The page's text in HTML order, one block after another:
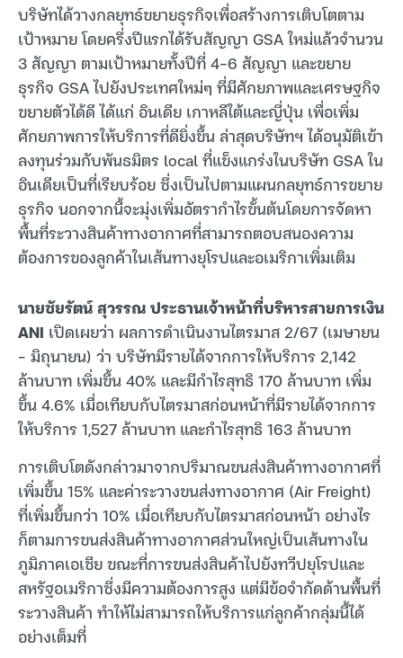
บริษัทได้วางกลยุทธ์ขยายธุรกิจเพื่อสร้างการเติบโตตาม
เป้าหมาย โดยครึ่งปีแรกได้รับสัญญา GSA ใหม่แล้วจำนวน
3 สัญญา ตามเป้าหมายทั้งปีที่ 4-6 สัญญา และขยาย
ธุรกิจ GSA ไปยังประเทศใหม่ๆ ที่มีศักยภาพและเศรษฐกิจ
ขยายตัวได้ดี ได้แก่ อินเดีย เกาหลีใต้และญี่ปุ่น เพื่อเพิ่ม
ศักยภาพการให้บริการที่ดียิ่งขึ้น ล่าสุดบริษัทฯ ได้อนุมัติเข้า
ลงทุนร่วมกับพันธมิตร local ที่แข็งแกร่งในบริษัท GSA ใน
อินเดียเป็นที่เรียบร้อย ซึ่งเป็นไปตามแผนกลยุทธ์การขยาย
ธุรกิจ นอกจากนี้จะมุ่งเพิ่มอัตรากำไรขั้นต้นโดยการจัดหา
พื้นที่ระวางสินค้าทางอากาศที่สามารถตอบสนองความ
ต้องการของลูกค้าในเส้นทางยุโรปและอเมริกาเพิ่มเติม
นายชัยรัตน์ สุวรรณ ประธานเจ้าหน้าที่บริหารสายการเงิน
ANI เปิดเผยว่า ผลการดำเนินงานไตรมาส 2/67 (เมษายน
– มิถุนายน) ว่า บริษัทมีรายได้จากการให้บริการ 2,142
ล้านบาท เพิ่มขึ้น 40% และมีกำไรสุทธิ 170 ล้านบาท เพิ่ม
ขึ้น 4.6% เมื่อเทียบกับไตรมาสก่อนหน้าที่มีรายได้จากการ
ให้บริการ 1,527 ล้านบาท และกำไรสุทธิ 163 ล้านบาท
การเติบโตดังกล่าวมาจากปริมาณขนส่งสินค้าทางอากาศที่
เพิ่มขึ้น 15% และค่าระวางขนส่งทางอากาศ (Air Freight)
ที่เพิ่มขึ้นกว่า 10% เมื่อเทียบกับไตรมาสก่อนหน้า อย่างไร
ก็ตามการขนส่งสินค้าทางอากาศส่วนใหญ่เป็นเส้นทางใน
ภูมิภาคเอเชีย ขณะที่การขนส่งสินค้าไปยังทวีปยุโรปและ
สหรัฐอเมริกาซึ่งมีความต้องการสูง แต่มีข้อจำกัดด้านพื้นที่
ระวางสินค้า ทำให้ไม่สามารถให้บริการแก่ลูกค้ากลุ่มนี้ได้
อย่างเต็มที่